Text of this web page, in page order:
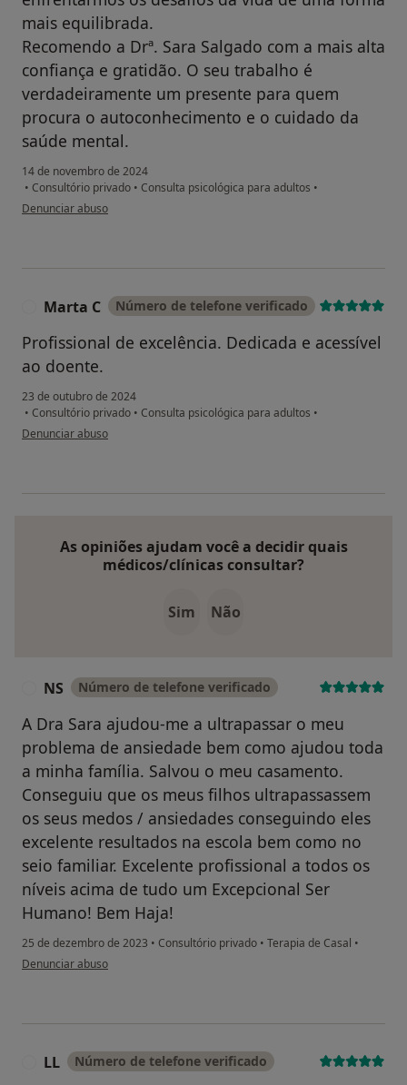
mais equilibrada.
Recomendo a Drª. Sara Salgado com a mais alta
confiança e gratidão. O seu trabalho é
verdadeiramente um presente para quem
procura o autoconhecimento e o cuidado da
saúde mental.
14 de novembro de 2024
• Consultório privado • Consulta psicológica para adultos •
na opinião do utilizador G.Oliveira
Denunciar abuso
Marta C Número de telefone verificado
Profissional de excelência. Dedicada e acessível
ao doente.
23 de outubro de 2024
• Consultório privado • Consulta psicológica para adultos •
na opinião do utilizador Marta C
Denunciar abuso
As opiniões ajudam você a decidir quais
médicos/clínicas consultar?
Sim Não
NS Número de telefone verificado
A Dra Sara ajudou-me a ultrapassar o meu
problema de ansiedade bem como ajudou toda
a minha família. Salvou o meu casamento.
Conseguiu que os meus filhos ultrapassassem
os seus medos / ansiedades conseguindo eles
excelente resultados na escola bem como no
seio familiar. Excelente profissional a todos os
níveis acima de tudo um Excepcional Ser
Humano! Bem Haja!
25 de dezembro de 2023 • Consultório privado • Terapia de Casal •
na opinião do utilizador NS
Denunciar abuso
LL Número de telefone verificado